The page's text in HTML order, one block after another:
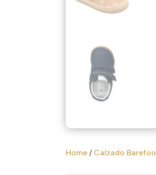
Home / Calzado